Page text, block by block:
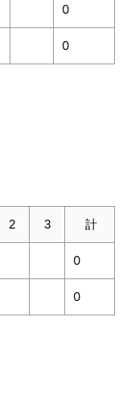
0
0
2 3 計
0
0